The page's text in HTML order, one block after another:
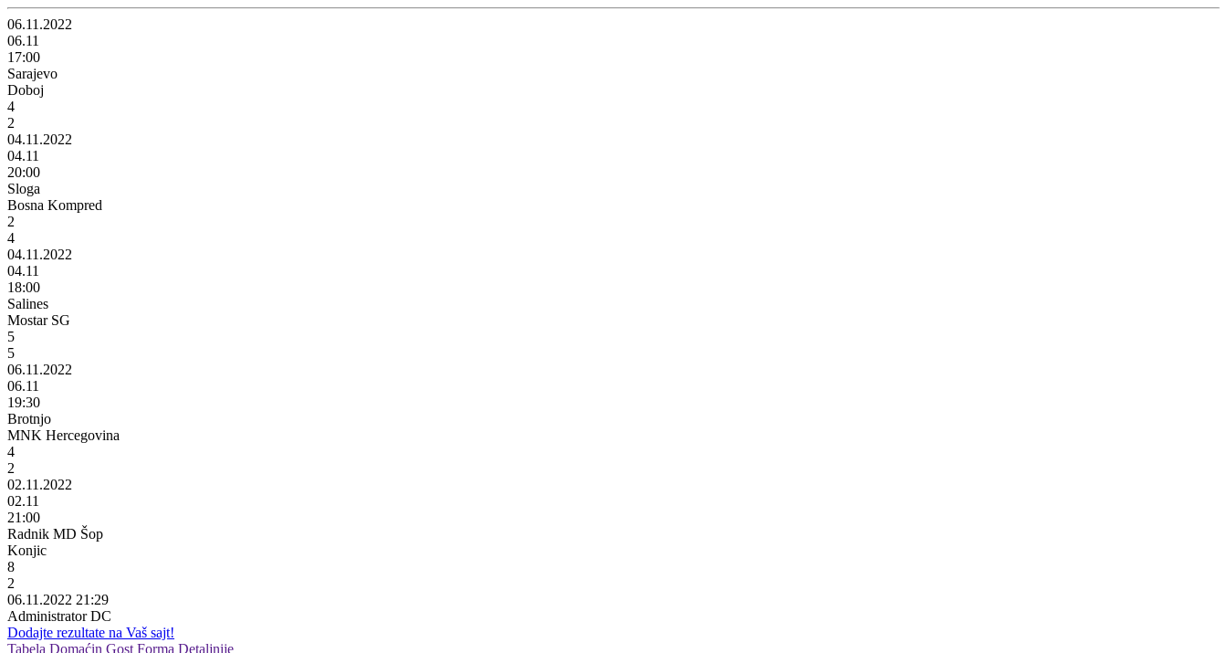
06.11.2022
06.11
17:00
Sarajevo
Doboj
4
2
04.11.2022
04.11
20:00
Sloga
Bosna Kompred
2
4
04.11.2022
04.11
18:00
Salines
Mostar SG
5
5
06.11.2022
06.11
19:30
Brotnjo
MNK Hercegovina
4
2
02.11.2022
02.11
21:00
Radnik MD Šop
Konjic
8
2
06.11.2022 21:29
Administrator DC
Dodajte rezultate na Vaš sajt!
Tabela Domaćin Gost Forma Detaljnije